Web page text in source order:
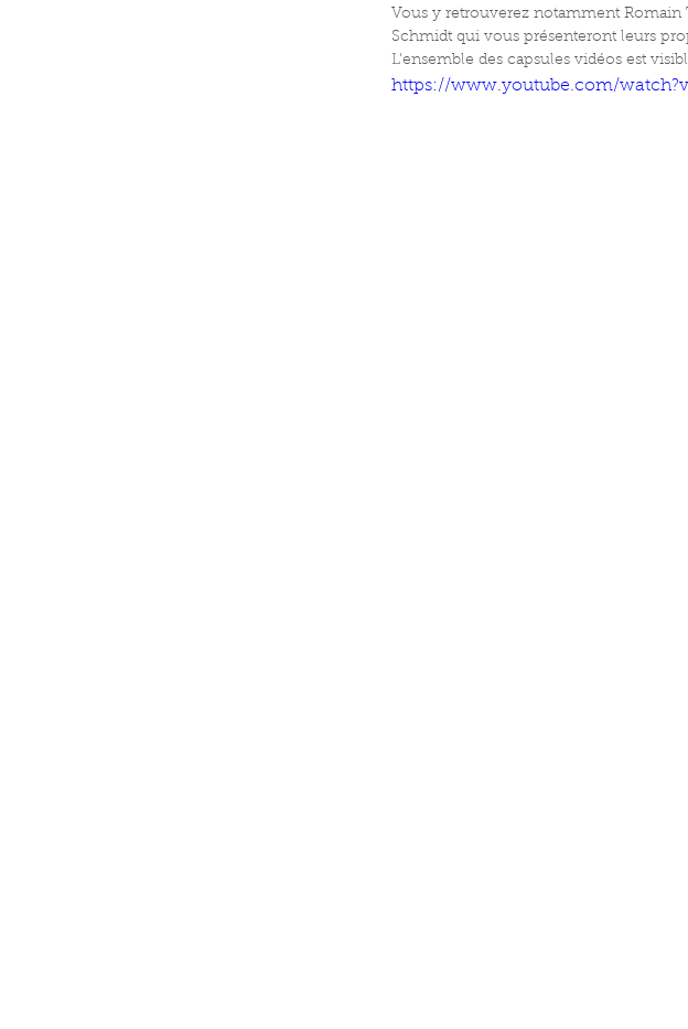
Vous y retrouverez notamment Romain
Schmidt qui vous présenteront leurs
L'ensemble des capsules vidéos est
https://www.youtube.com/